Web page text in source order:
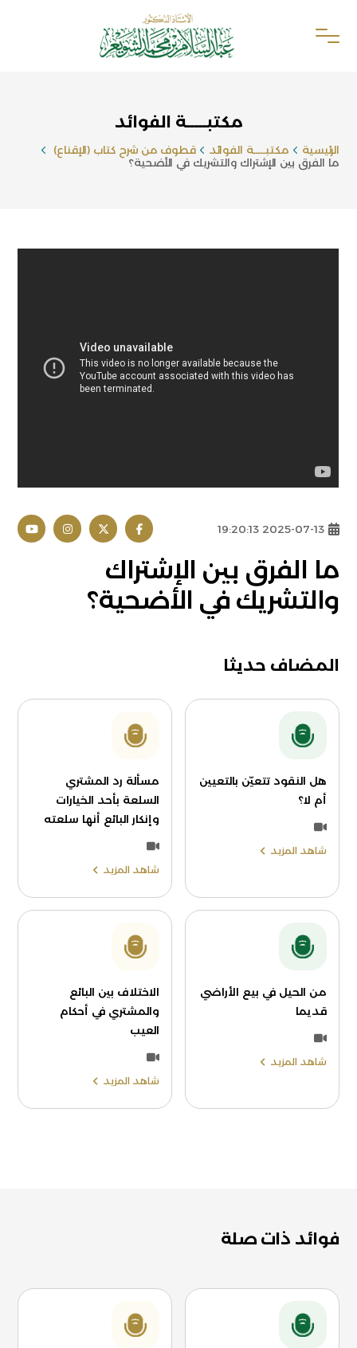
مكتبـــــة الفوائد
الرئيسية مكتبـــــة الفوائد
قطوف من شرح كتاب (الإقناع)
ما الفرق بين الإشتراك والتشريك في الأضحية؟
2025-07-13 19:20:13
ما الفرق بين الإشتراك
والتشريك في الأضحية؟
المضاف حديثا
هل النقود تتعيّن بالتعيين
أم لا؟
شاهد المزيد
مسألة رد المشتري
السلعة بأحد الخيارات
وإنكار البائع أنها سلعته
شاهد المزيد
من الحيل في بيع الأراضي
قديما
شاهد المزيد
الاختلاف بين البائع
والمشتري في أحكام
العيب
شاهد المزيد
فوائد ذات صلة